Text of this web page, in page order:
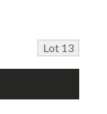
Lot 13